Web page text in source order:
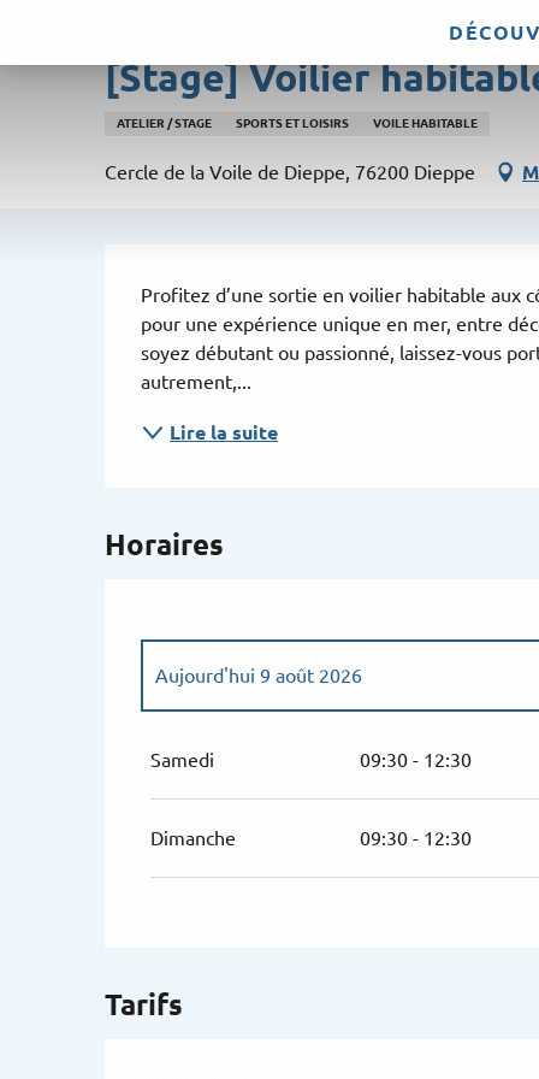
contenu
[Stage] Voilier
ATELIER / STAGE SPORTS ET LOISIRS VOILE HABITABLE
Cercle de la Voile de Dieppe, 76200 Dieppe
Description
Profitez d’une sortie en voilier habitable aux
pour une expérience unique en mer, entre
soyez débutant ou passionné, laissez-vous
autrement,...
Lire la suite
Tarifs
Horaires
Du18 juillet 2026au19 juillet 2026
Aujourd'hui 9 août 2026
Samedi 09:30 - 12:30
Dimanche 09:30 - 12:30